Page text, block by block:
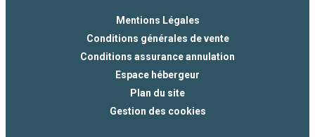
Mentions Légales
Conditions générales de vente
Conditions assurance annulation
Espace hébergeur
Plan du site
Gestion des cookies